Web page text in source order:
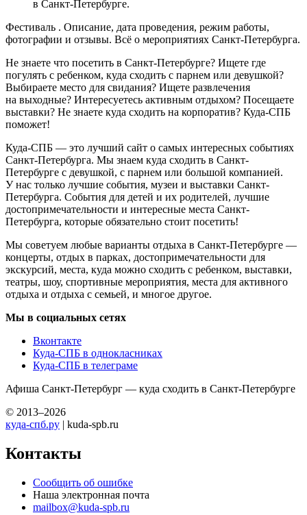
в Санкт-Петербурге.
Фестиваль . Описание, дата проведения, режим работы,
фотографии и отзывы. Всё о мероприятиях Санкт-Петербурга.
Не знаете что посетить в Санкт-Петербурге? Ищете где
погулять с ребенком, куда сходить с парнем или девушкой?
Выбираете место для свидания? Ищете развлечения
на выходные? Интересуетесь активным отдыхом? Посещаете
выставки? Не знаете куда сходить на корпоратив? Куда-СПБ
поможет!
Куда-СПБ — это лучший сайт о самых интересных событиях
Санкт-Петербурга. Мы знаем куда сходить в Санкт-
Петербурге с девушкой, с парнем или большой компанией.
У нас только лучшие события, музеи и выставки Санкт-
Петербурга. События для детей и их родителей, лучшие
достопримечательности и интересные места Санкт-
Петербурга, которые обязательно стоит посетить!
Мы советуем любые варианты отдыха в Санкт-Петербурге —
концерты, отдых в парках, достопримечательности для
экскурсий, места, куда можно сходить с ребенком, выставки,
театры, шоу, спортивные мероприятия, места для активного
отдыха и отдыха с семьей, и многое другое.
Мы в социальных сетях
Вконтакте
Куда-СПБ в однокласниках
Куда-СПБ в телеграме
Афиша Санкт-Петербург — куда сходить в Санкт-Петербурге
© 2013–2026
куда-спб.ру | kuda-spb.ru
Контакты
Сообщить об ошибке
Наша электронная почта
mailbox@kuda-spb.ru